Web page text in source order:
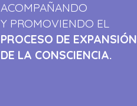
ACOMPAÑANDO
Y PROMOVIENDO EL
PROCESO DE EXPANSIÓN
DE LA CONSCIENCIA.